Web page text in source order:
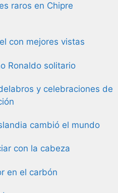
raros en Chipre
con mejores vistas
Ronaldo solitario
y celebraciones de
cambió el mundo
con la cabeza
en el carbón